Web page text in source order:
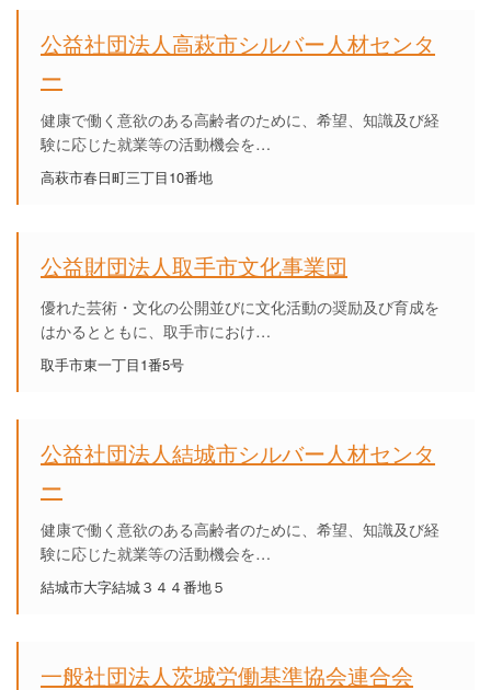
公益社団法人高萩市シルバー人材センタ
ー
健康で働く意欲のある高齢者のために、希望、知識及び経
験に応じた就業等の活動機会を…
高萩市春日町三丁目10番地
公益財団法人取手市文化事業団
優れた芸術・文化の公開並びに文化活動の奨励及び育成を
はかるとともに、取手市におけ…
取手市東一丁目1番5号
公益社団法人結城市シルバー人材センタ
ー
健康で働く意欲のある高齢者のために、希望、知識及び経
験に応じた就業等の活動機会を…
結城市大字結城３４４番地５
一般社団法人茨城労働基準協会連合会